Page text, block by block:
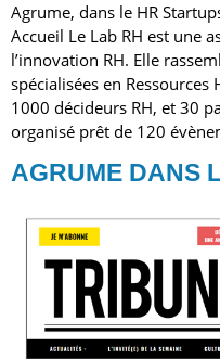
Agrume, dans le HR
Accueil Le Lab RH est une
l’innovation RH. Elle
spécialisées en
1000 décideurs RH, et 30
organisé prêt de 120
AGRUME DANS